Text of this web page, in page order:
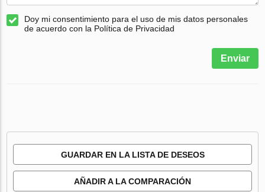
Doy mi consentimiento para el uso de mis datos personales
de acuerdo con la Política de Privacidad
Enviar
GUARDAR EN LA LISTA DE DESEOS
AÑADIR A LA COMPARACIÓN